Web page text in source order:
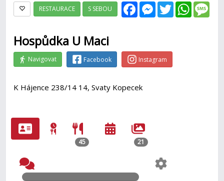
FacebookMessenger
Twitter
RESTAURACE S SEBOU
Hospůdka U Maci
Navigovat Facebook Instagram
K Hájence 238/14 14, Svaty Kopecek
45 21